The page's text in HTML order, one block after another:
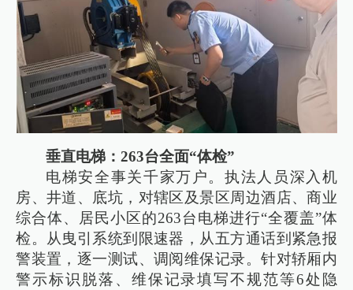
垂直电梯：263台全面“体检”
电梯安全事关千家万户。执法人员深入机
房、井道、底坑，对辖区及景区周边酒店、商业
综合体、居民小区的263台电梯进行“全覆盖”体
检。从曳引系统到限速器，从五方通话到紧急报
警装置，逐一测试、调阅维保记录。针对轿厢内
警示标识脱落、维保记录填写不规范等6处隐